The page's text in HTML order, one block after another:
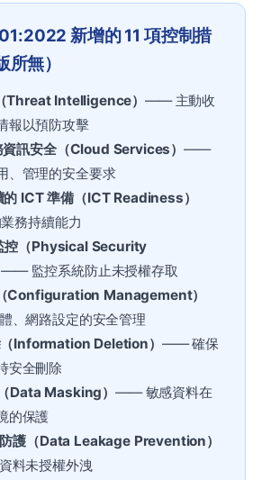
新增的 11 項控制措
無）
Threat Intelligence）—— 主動收
報以預防攻擊
訊安全（Cloud Services）——
、管理的安全要求
ICT 準備（ICT Readiness）
務持續能力
控（Physical Security
—— 監控系統防止未授權存取
Configuration Management）
、網路設定的安全管理
Information Deletion） —— 確保
安全刪除
Data Masking）—— 敏感資料在
的保護
護（Data Leakage Prevention）
料未授權外洩